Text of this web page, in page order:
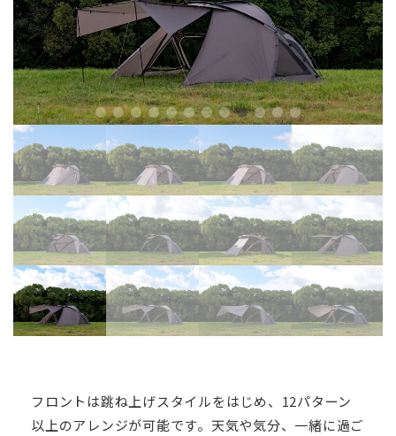
フロントは跳ね上げスタイルをはじめ、12パターン
以上のアレンジが可能です。天気や気分、一緒に過ご